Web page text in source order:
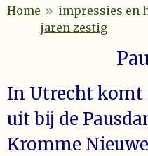
Home » impressies en
jaren zestig
In Utrecht komt
uit bij de
Kromme